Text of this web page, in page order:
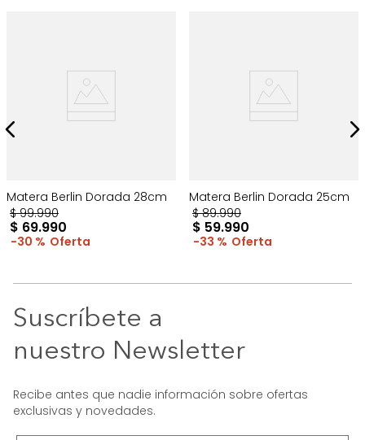
Matera Berlin Dorada 28cm
$ 99.990
$ 69.990
30 %
Matera Berlin Dorada 25cm
$ 89.990
$ 59.990
33 %
Suscríbete a
nuestro Newsletter
Recibe antes que nadie información sobre ofertas
exclusivas y novedades.